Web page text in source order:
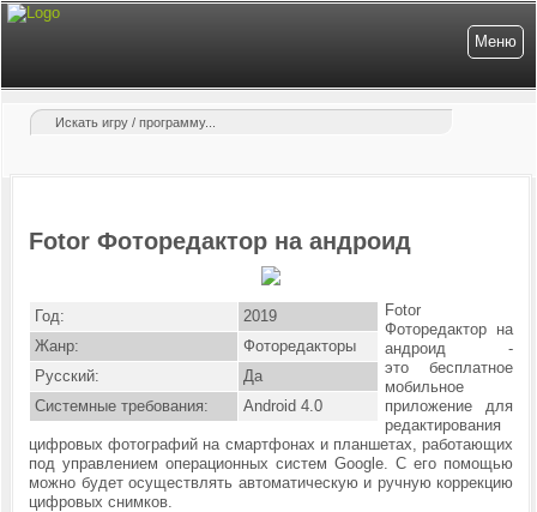
Меню
Fotor Фоторедактор на андроид
Год:
2019
Жанр:
Фоторедакторы
Русский:
Да
Системные требования:
Android 4.0
Fotor
Фоторедактор на
андроид -
этобесплатное
мобильное
приложение для
редактирования
цифровых фотографий на смартфонах и планшетах, работающих
под управлением операционных систем Google. С его помощью
можно будет осуществлять автоматическую и ручную коррекцию
цифровых снимков.